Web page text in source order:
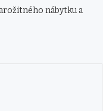
nábytku a